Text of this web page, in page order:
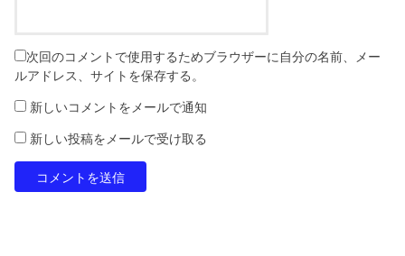
次回のコメントで使用するためブラウザーに自分の名前、メー
ルアドレス、サイトを保存する。
新しいコメントをメールで通知
新しい投稿をメールで受け取る